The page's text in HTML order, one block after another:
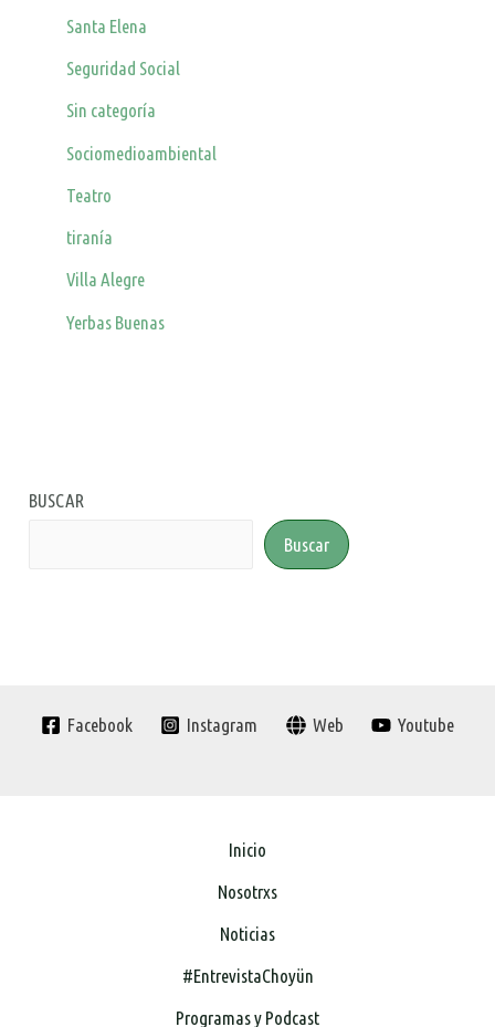
Santa Elena
Seguridad Social
Sin categoría
Sociomedioambiental
Teatro
tiranía
Villa Alegre
Yerbas Buenas
BUSCAR
Buscar
Facebook Instagram Web Youtube
Inicio
Nosotrxs
Noticias
#EntrevistaChoyün
Programas y Podcast